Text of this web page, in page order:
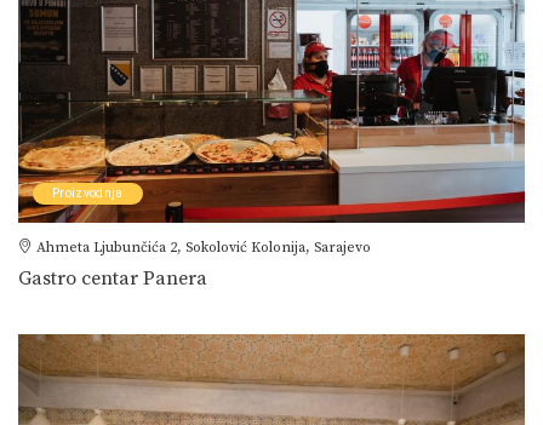
Proizvodnja
Ahmeta Ljubunčića 2, Sokolović Kolonija, Sarajevo
Gastro centar Panera